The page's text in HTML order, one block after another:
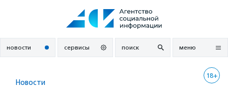
новости сервисы поиск меню
18+
Новости